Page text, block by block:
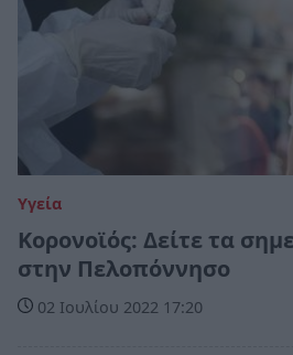
Υγεία
Κορονοϊός: Δείτε τα
στην Πελοπόννησο
02 Ιουλίου 2022 17:20